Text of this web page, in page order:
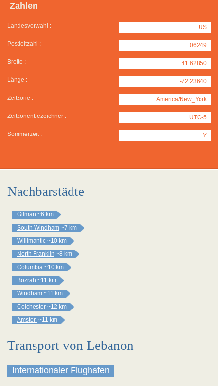
Zahlen
Landesvorwahl : US
Postleitzahl : 06249
Breite : 41.62850
Länge : -72.23640
Zeitzone : America/New_York
Zeitzonenbezeichner : UTC-5
Sommerzeit : Y
Nachbarstädte
Gilman ~6 km
South Windham ~7 km
Willimantic ~10 km
North Franklin ~8 km
Columbia ~10 km
Bozrah ~11 km
Windham ~11 km
Colchester ~12 km
Amston ~11 km
Transport von Lebanon
Internationaler Flughafen